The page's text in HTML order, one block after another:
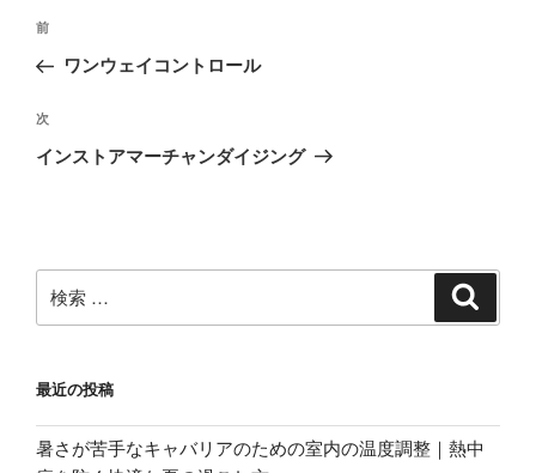
投
ナ
ビ
ゲ
ン
過
去
投
稿
前
ワンウェイコントロール
次
の
次
インストアマーチャンダイジング
索:
最近の投稿
暑さが苦手なキャバリアのための室内の温度調整｜熱中